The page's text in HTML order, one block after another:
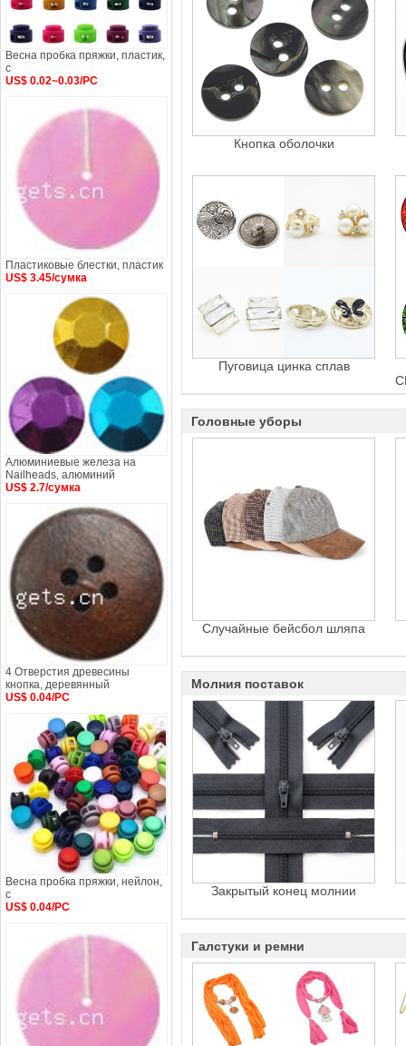
Кнопка оболочки
Пуговица цинка сплав
Головные уборы
Случайные бейсбол шляпа
Молния поставок
Закрытый конец молнии
Галстуки и ремни
Весна пробка пряжки, пластик,
с
US$ 0.02~0.03/PC
Пластиковые блестки, пластик
US$ 3.45/сумка
Алюминиевые железа на
Nailheads, алюминий
US$ 2.7/сумка
4 Отверстия древесины
кнопка, деревянный
US$ 0.04/PC
Весна пробка пряжки, нейлон,
с
US$ 0.04/PC